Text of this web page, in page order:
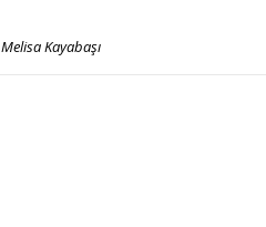
Melisa Kayabaşı